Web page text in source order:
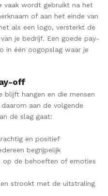
vaak wordt gebruikt na het
of aan het einde van
als een logo, versterkt de
je bedrijf. Een goede pay-
in één oogopslag waar je
off
blijft hangen en die mensen
aan de volgende
de slag gaat:
en positief
begrijpelijk
op de behoeften of emoties
strookt met de uitstraling